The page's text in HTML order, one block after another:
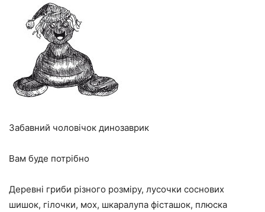
Забавний чоловічок динозаврик
Вам буде потрібно
Деревні гриби різного розміру, лусочки соснових
шишок, гілочки, мох, шкаралупа фісташок, плюска